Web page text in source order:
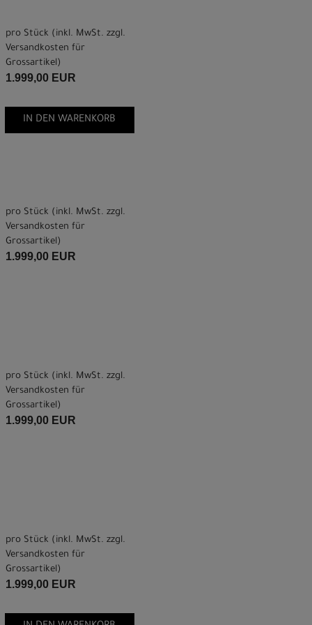
pro Stück (inkl. MwSt. zzgl.
Versandkosten für
Grossartikel )
1.999,00 EUR
IN DEN WARENKORB
pro Stück (inkl. MwSt. zzgl.
Versandkosten für
Grossartikel )
1.999,00 EUR
pro Stück (inkl. MwSt. zzgl.
Versandkosten für
Grossartikel )
1.999,00 EUR
pro Stück (inkl. MwSt. zzgl.
Versandkosten für
Grossartikel )
1.999,00 EUR